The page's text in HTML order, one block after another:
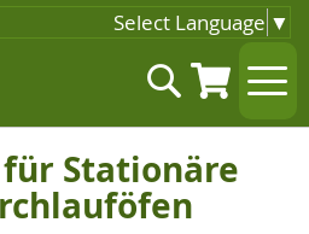
Select Language ▼
Inhalt
springen
Suche
Stationäre